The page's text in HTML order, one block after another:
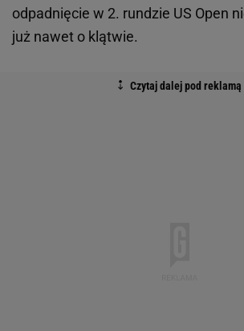
odpadnięcie w 2. rundzie US Open
już nawet o klątwie.